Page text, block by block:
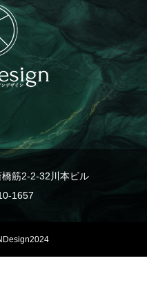
筋2-2-32川本ビル
1657